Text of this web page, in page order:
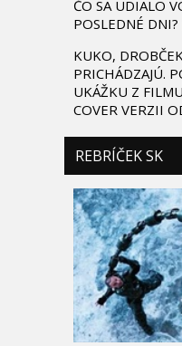
ČO SA UDIALO
POSLEDNÉ DNI?
KUKO,
PRICHÁDZAJÚ.
UKÁŽKU Z
COVER VERZII
REBRÍČEK SK